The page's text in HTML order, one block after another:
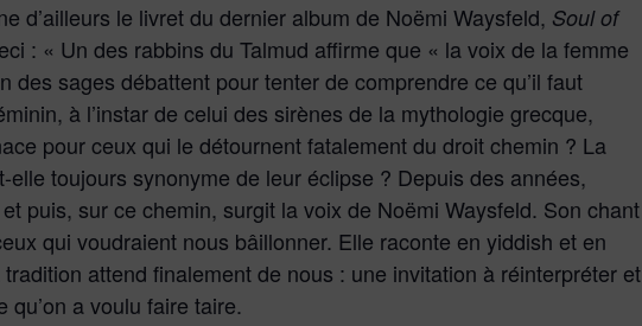
d’ailleurs le livret du dernier album de Noëmi Waysfeld, Soul of
: « Un des rabbins du Talmud affirme que « la voix de la femme
des sages débattent pour tenter de comprendre ce qu’il faut
à l’instar de celui des sirènes de la mythologie grecque,
pour ceux qui le détournent fatalement du droit chemin ? La
elle toujours synonyme de leur éclipse ? Depuis des années,
puis, sur ce chemin, surgit la voix de Noëmi Waysfeld. Son chant
qui voudraient nous bâillonner. Elle raconte en yiddish et en
attend finalement de nous : une invitation à réinterpréter et
a voulu faire taire.